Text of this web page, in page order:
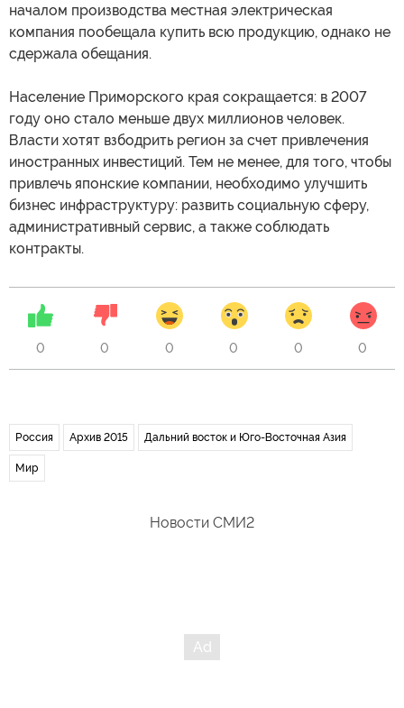
началом производства местная электрическая
компания пообещала купить всю продукцию, однако не
сдержала обещания.
Население Приморского края сокращается: в 2007
году оно стало меньше двух миллионов человек.
Власти хотят взбодрить регион за счет привлечения
иностранных инвестиций. Тем не менее, для того, чтобы
привлечь японские компании, необходимо улучшить
бизнес инфраструктуру: развить социальную сферу,
административный сервис, а также соблюдать
контракты.
0 0 0 0 0 0
Россия Архив 2015 Дальний восток и Юго-Восточная Азия
Мир
Новости СМИ2